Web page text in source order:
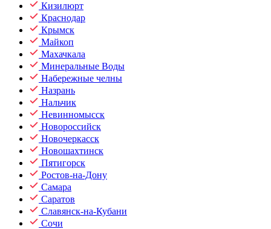
Кизилюрт
Краснодар
Крымск
Майкоп
Махачкала
Минеральные Воды
Набережные челны
Назрань
Нальчик
Невинномысск
Новороссийск
Новочеркасск
Новошахтинск
Пятигорск
Ростов-на-Дону
Самара
Саратов
Славянск-на-Кубани
Сочи